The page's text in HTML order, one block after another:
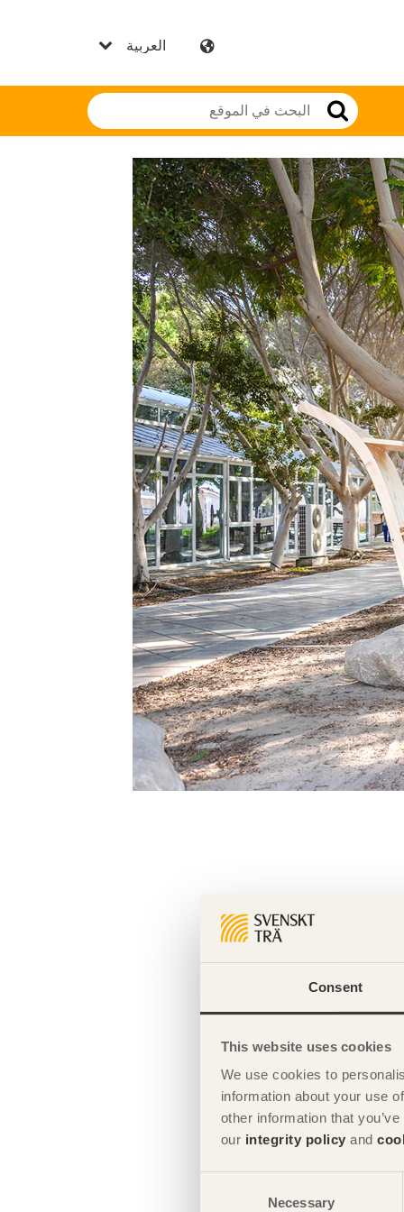
Consent
This website uses cookies
We use cookies to
information about your use
other information that
our integrity policy and
Necessary